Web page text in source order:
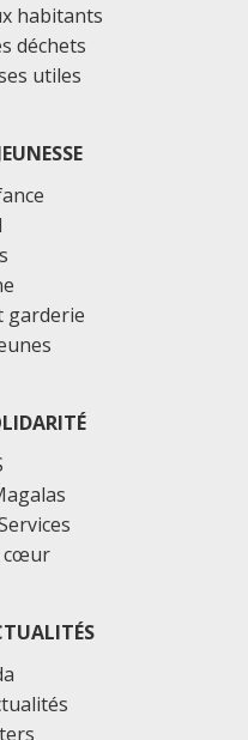
habitants
déchets
utiles
garderie
cœur